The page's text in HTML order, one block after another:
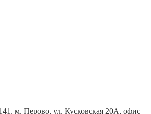
м. Перово, ул. Кусковская 20А, офис